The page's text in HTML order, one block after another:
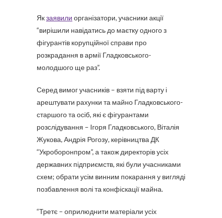
Якзаявили організатори, учасники акції
“вирішили навідатись до маєтку одного з
фігурантів корупційної справи про
розкрадання в армії Гладковського-
молодшого ще раз”.
Серед вимог учасників – взяти під варту і
арештувати рахунки та майно Гладковського-
старшого та осіб, які є фігурантами
розслідування – Ігоря Гладковського, Віталія
Жукова, Андрія Рогозу, керівництва ДК
“Укроборонпром”, а також директорів усіх
державних підприємств, які були учасниками
схем; обрати усім винним покарання у вигляді
позбавлення волі та конфіскації майна.
“Третє – оприлюднити матеріали усіх